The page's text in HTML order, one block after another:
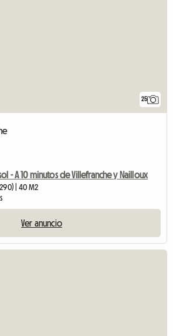
25
- A 10 minutos de Villefranche y Nailloux
| 40 M2
Ver anuncio